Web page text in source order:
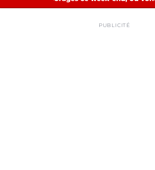
PUBLICITÉ